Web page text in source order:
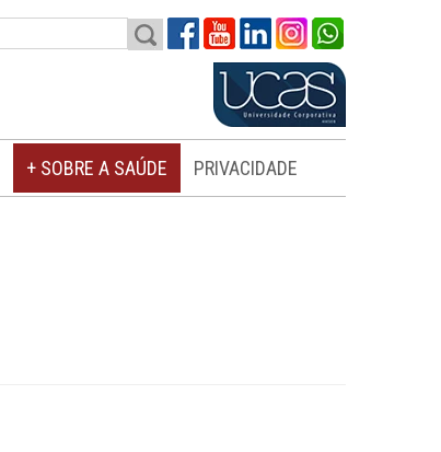
+ SOBRE A SAÚDE PRIVACIDADE